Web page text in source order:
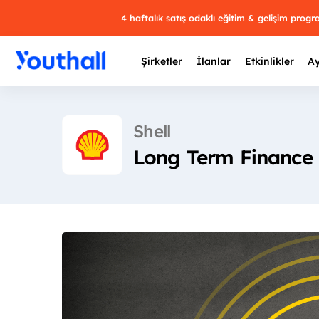
4 haftalık satış odaklı eğitim & gelişim
Şirketler İlanlar Etkinlikler
Shell
Long Term